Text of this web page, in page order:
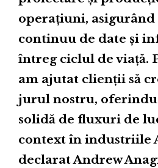
operațiuni,
continuu de date și
întreg ciclul de viață.
am ajutat clienții să
jurul nostru,
solidă de fluxuri de
context în industriile
declarat Andrew